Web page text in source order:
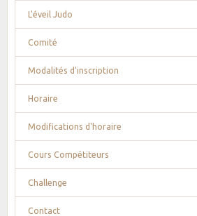
L'éveil Judo
Comité
Modalités d'inscription
Horaire
Modifications d'horaire
Cours Compétiteurs
Challenge
Contact